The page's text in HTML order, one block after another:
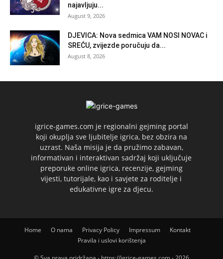
najavljuju...
August 9, 2026
DJEVICA: Nova sedmica VAM NOSI NOVAC i
SREĆU, zvijezde poručuju da...
August 8, 2026
igrice-games.com je regionalni gejming portal
koji okuplja sve ljubitelje igrica, bez obzira na
uzrast. Naša misija je da pružimo zabavan,
informativan i interaktivan sadržaj koji uključuje
preporuke online igrica, recenzije, gejming
vijesti, tutorijale, kao i savjete za roditelje i
edukativne igre za djecu.
Home O nama Privacy Policy Impressum
Kontakt
Pravila i uslovi korištenja